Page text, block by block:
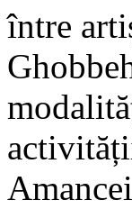
între